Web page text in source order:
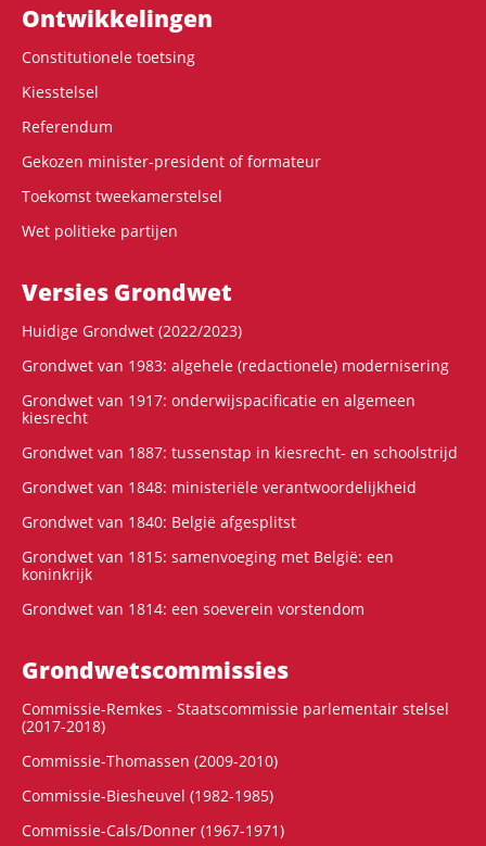
Ontwikke­lingen
Constitutionele toetsing
Kiesstelsel
Referendum
Gekozen minister-president of formateur
Toekomst tweekamerstelsel
Wet politieke partijen
Versies Grondwet
Huidige Grondwet (2022/2023)
Grondwet van 1983: algehele (redactionele) modernisering
Grondwet van 1917: onderwijspacificatie en algemeen
kiesrecht
Grondwet van 1887: tussenstap in kiesrecht- en schoolstrijd
Grondwet van 1848: ministeriële verantwoordelijkheid
Grondwet van 1840: België afgesplitst
Grondwet van 1815: samenvoeging met België: een
koninkrijk
Grondwet van 1814: een soeverein vorstendom
Grondwets­commissies
Commissie-Remkes - Staatscommissie parlementair stelsel
(2017-2018)
Commissie-Thomassen (2009-2010)
Commissie-Biesheuvel (1982-1985)
Commissie-Cals/Donner (1967-1971)